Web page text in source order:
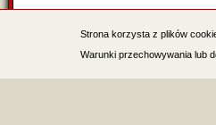
Strona korzysta z plików
Warunki przechowywania lub